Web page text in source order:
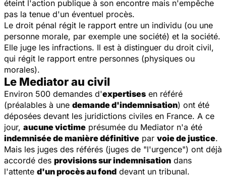
éteint l'action publique à son encontre mais n'empêche
pas la tenue d'un éventuel procès.
Le droit pénal régit le rapport entre un individu (ou une
personne morale, par exemple une société) et la société.
Elle juge les infractions. Il est à distinguer du droit civil,
qui régit le rapport entre personnes (physiques ou
morales).
Le Mediator au civil
Environ 500 demandes d'expertises en référé
(préalables à une demande d'indemnisation) ont été
déposées devant les juridictions civiles en France. A ce
jour, aucune victime présumée du Mediator n'a été
indemnisée de manière définitive par voie de justice.
Mais les juges des référés (juges de "l'urgence") ont déjà
accordé des provisions sur indemnisation dans
l'attente d'un procès au fond devant un tribunal.